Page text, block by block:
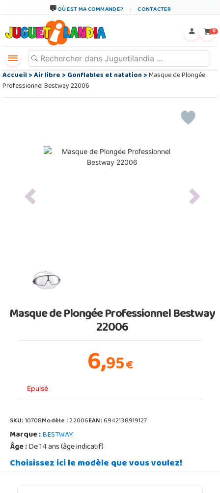
OÙ EST MA COMMANDE? CONTACTER
0
Accueil>Air libre>Gonflables et natation>Masque de Plongée
Professionnel Bestway 22006
Previous Next
Masque de Plongée Professionnel Bestway
22006
6,95€
Epuisé
SKU:10708Modèle :22006EAN:6942138919127
Marque :BESTWAY
Âge :De 14 ans (âge indicatif)
Choisissez ici le modèle que vous voulez!